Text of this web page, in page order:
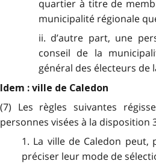
quartier à titre de
municipalité régionale
ii. d’autre part, une
conseil de la
général des électeurs de
Idem : ville de Caledon
(7) Les règles suivantes
personnes visées à la disposition
1. La ville de Caledon peut,
préciser leur mode de